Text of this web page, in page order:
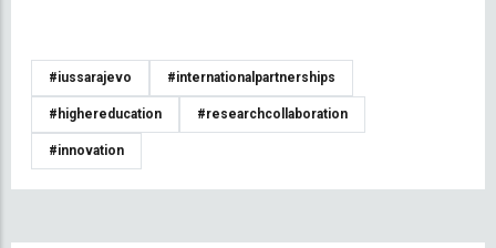
#iussarajevo #internationalpartnerships
#highereducation #researchcollaboration
#innovation